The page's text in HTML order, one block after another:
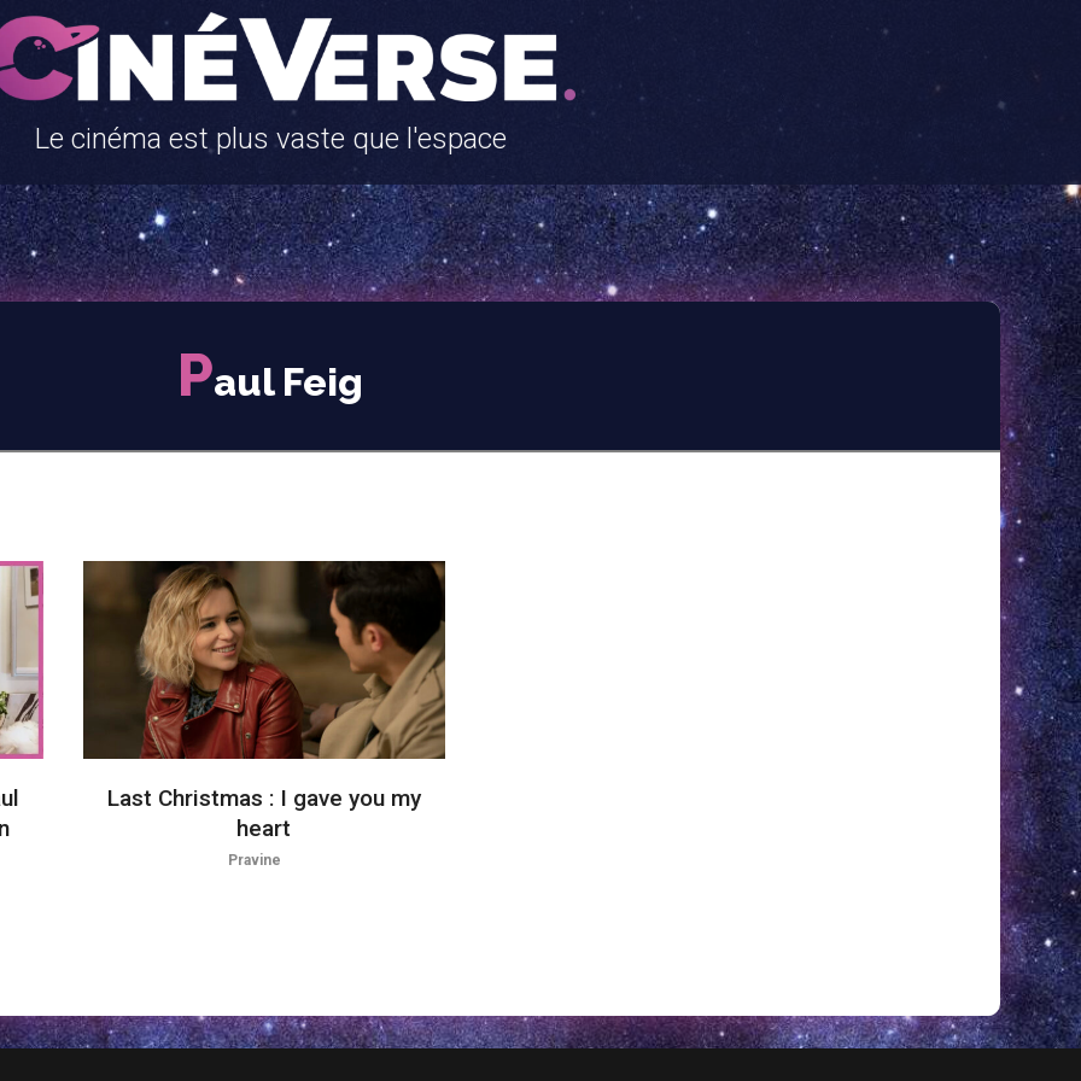
Le cinéma est plus vaste que l'espace
Paul Feig
Last Christmas : I gave you my
heart
Pravine